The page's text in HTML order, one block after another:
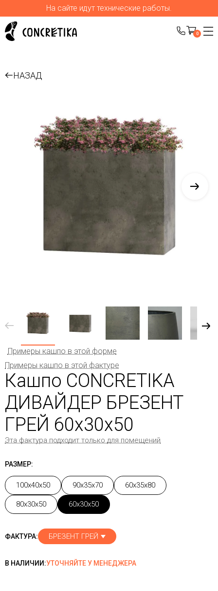
На сайте идут технические работы.
0
НАЗАД
Примеры кашпо в этой форме
Примеры кашпо в этой фактуре
Кашпо CONCRETIKA
ДИВАЙДЕР БРЕЗЕНТ
ГРЕЙ 60x30x50
Эта фактура подходит только для помещений
РАЗМЕР:
100x40x50 90x35x70 60x35x80
80x30x50 60x30x50
ФАКТУРА: БРЕЗЕНТ ГРЕЙ
В НАЛИЧИИ:УТОЧНЯЙТЕ У МЕНЕДЖЕРА